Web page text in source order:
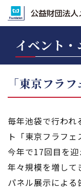
イベント・
「東京フラ
毎年池袋で行われ
ト「東京フラフェ
今年で17回目を迎
年々規模を増して
パネル展示によ